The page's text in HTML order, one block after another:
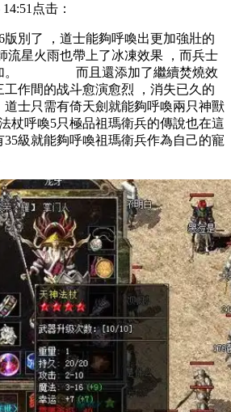
点击：
別了 ，道士能夠呼喚出更加強壯的
流星火雨也帶上了冰凍效果 ，而兵士
。 而且還添加了繼續焚燒效
工作間的战斗愈演愈烈 ，消失已久的
，道士只需有倚天劍就能夠呼喚兩只神獸
喚5只極品祖瑪衛兵的傳說也在這
35級就能夠呼喚祖瑪衛兵作為自己的寵